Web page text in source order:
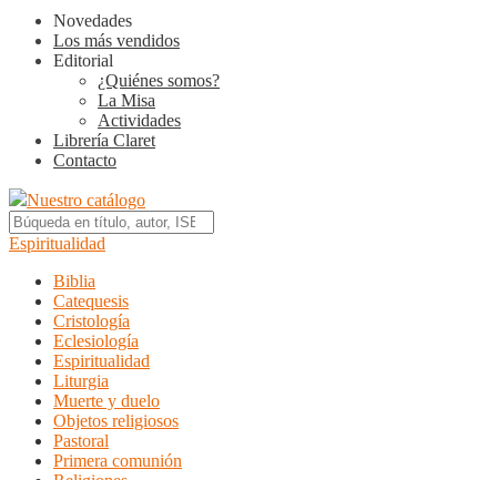
Novedades
Los más vendidos
Editorial
¿Quiénes somos?
La Misa
Actividades
Librería Claret
Contacto
Nuestro catálogo
Espiritualidad
Biblia
Catequesis
Cristología
Eclesiología
Espiritualidad
Liturgia
Muerte y duelo
Objetos religiosos
Pastoral
Primera comunión